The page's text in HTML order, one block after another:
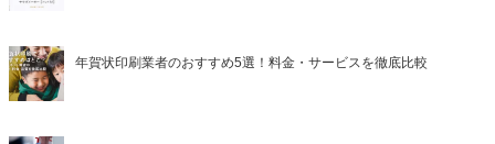
年賀状印刷業者のおすすめ5選！料金・サービスを徹底比較